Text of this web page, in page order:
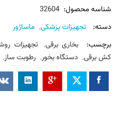
شناسه محصول: 32604
دسته:
تجهیزات پزشکی, ماساژور
برچسب:
بخاری برقی, تجهیزات
کش برقی, دستگاه بخور, رطوبت ساز,